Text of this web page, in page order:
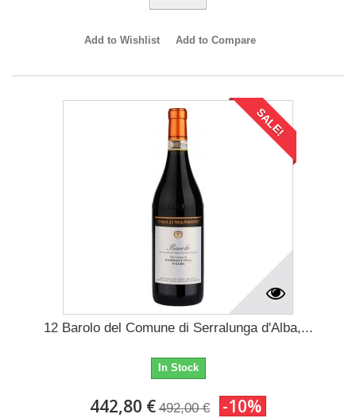
Add to Wishlist Add to Compare
SALE!
12 Barolo del Comune di Serralunga d'Alba,...
In Stock
442,80 € 492,00 € -10%